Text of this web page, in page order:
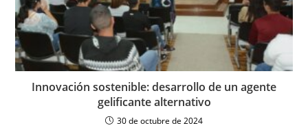
Innovación sostenible: desarrollo de un agente
gelificante alternativo
30 de octubre de 2024